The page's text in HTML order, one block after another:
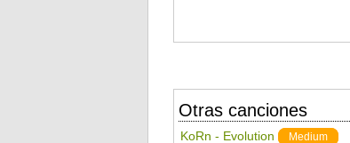
Otras canciones
KoRn - Evolution Medium